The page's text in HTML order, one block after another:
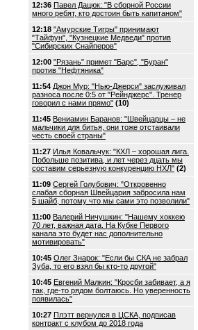
12:36 Павел Дацюк: "В сборной России
много ребят, кто достоин быть капитаном"
12:18 "Амурские Тигры" принимают
"Тайфун", "Кузнецкие Медведи" против
"Сибирских Снайперов"
12:00 "Рязань" примет "Барс", "Буран"
против "Нефтяника"
11:54 Джон Мур: "Нью-Джерси" заслуживал
разноса после 0:5 от "Рейнджерс". Тренер
говорил с нами прямо" (10)
11:45 Вениамин Баранов: "Швейцарцы – не
мальчики для битья, они тоже отстаивали
честь своей страны"
11:27 Илья Ковальчук: "КХЛ – хорошая лига.
Побольше позитива, и лет через дцать мы
составим серьезную конкуренцию НХЛ" (2)
11:09 Сергей Голубович: "Откровенно
слабая сборная Швейцария забросила нам
5 шайб, потому что мы сами это позволили"
11:00 Валерий Ничушкин: "Нашему хоккею
70 лет, важная дата. На Кубке Первого
канала это будет нас дополнительно
мотивировать"
10:45 Олег Знарок: "Если бы СКА не забрал
Зуба, то его взял бы кто-то другой"
10:45 Евгений Малкин: "Кросби забивает, а я
так, где-то рядом болтаюсь. Но уверенность
появилась"
10:27 Плэтт вернулся в ЦСКА, подписав
контракт с клубом до 2018 года